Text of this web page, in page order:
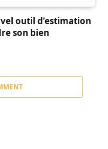
outil d’estimation
son bien